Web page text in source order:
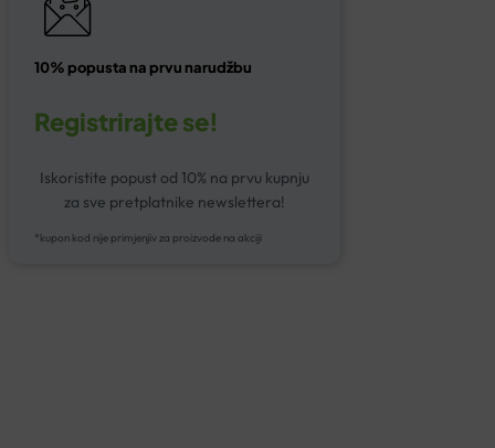
10% popusta na prvu narudžbu
Registrirajte se!
Iskoristite popust od 10% na prvu kupnju
za sve pretplatnike newslettera!
*kupon kod nije primjenjiv za proizvode na akciji